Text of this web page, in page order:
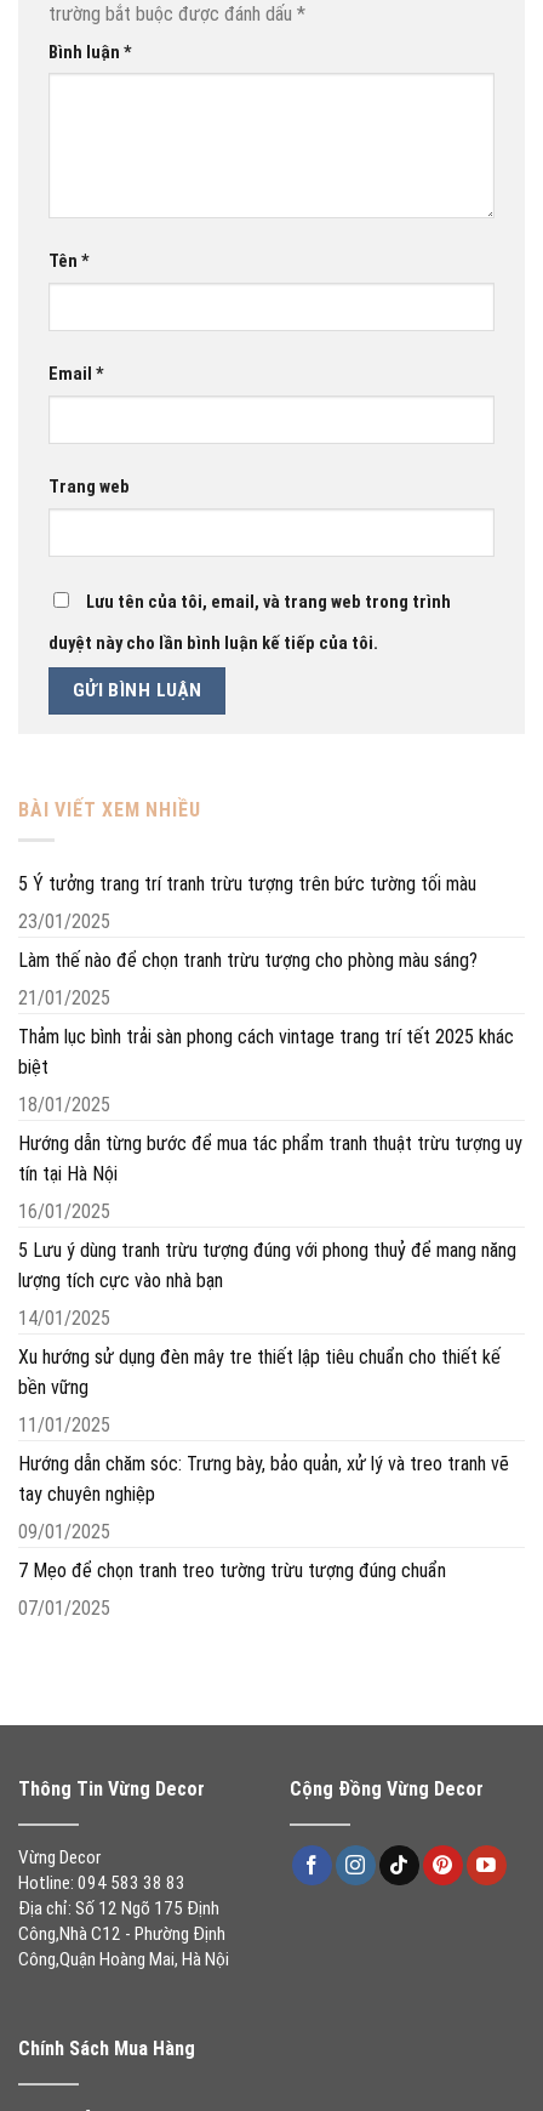
BÀI VIẾT XEM NHIỀU
5 Ý tưởng trang trí tranh trừu tượng trên bức tường tối màu
23/01/2025
Làm thế nào để chọn tranh trừu tượng cho phòng màu sáng?
21/01/2025
Thảm lục bình trải sàn phong cách vintage trang trí tết 2025 khác
biệt
18/01/2025
Hướng dẫn từng bước để mua tác phẩm tranh thuật trừu tượng uy
tín tại Hà Nội
16/01/2025
5 Lưu ý dùng tranh trừu tượng đúng với phong thuỷ để mang năng
lượng tích cực vào nhà bạn
14/01/2025
Xu hướng sử dụng đèn mây tre thiết lập tiêu chuẩn cho thiết kế
bền vững
11/01/2025
Hướng dẫn chăm sóc: Trưng bày, bảo quản, xử lý và treo tranh vẽ
tay chuyên nghiệp
09/01/2025
7 Mẹo để chọn tranh treo tường trừu tượng đúng chuẩn
07/01/2025
trường bắt buộc được đánh dấu *
Bình luận *
Tên *
Email *
Trang web
Lưu tên của tôi, email, và trang web trong trình
duyệt này cho lần bình luận kế tiếp của tôi.
Thông Tin Vừng Decor
Vừng Decor
Hotline: 094 583 38 83
Địa chỉ: Số 12 Ngõ 175 Định
Công,Nhà C12 - Phường Định
Công,Quận Hoàng Mai, Hà Nội
Cộng Đồng Vừng Decor
Chính Sách Mua Hàng